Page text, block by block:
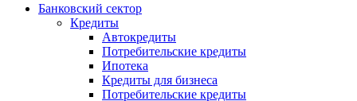
Банковский сектор
Кредиты
Автокредиты
Потребительские кредиты
Ипотека
Кредиты для бизнеса
Потребительские кредиты